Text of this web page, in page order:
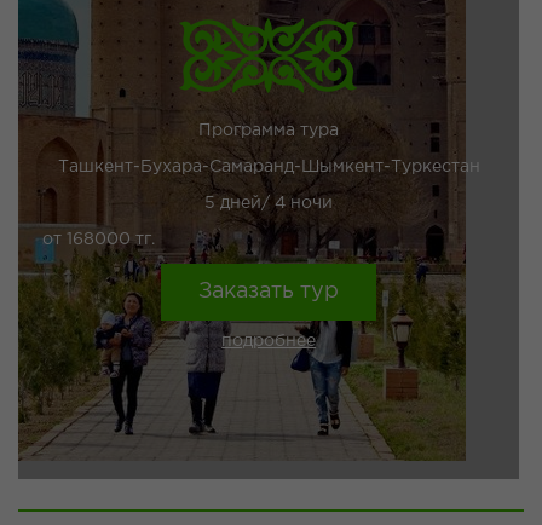
Программа тура
Ташкент-Бухара-Самаранд-Шымкент-Туркестан
5 дней/ 4 ночи
от 168000 тг.
Заказать тур
подробнее